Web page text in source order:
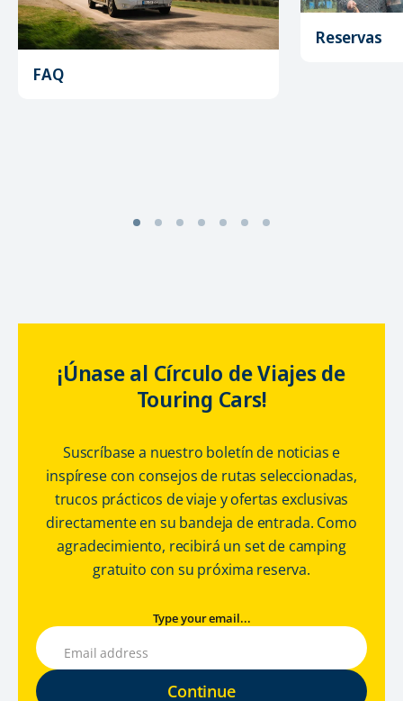
FAQ
Reservas
¡Únase al Círculo de Viajes de
Touring Cars!
Suscríbase a nuestro boletín de noticias e
inspírese con consejos de rutas seleccionadas,
trucos prácticos de viaje y ofertas exclusivas
directamente en su bandeja de entrada. Como
agradecimiento, recibirá un set de camping
gratuito con su próxima reserva.
Type your email...